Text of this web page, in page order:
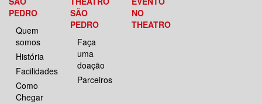
PEDRO
Quem
somos
História
Facilidades
Como
Chegar
SÃO
PEDRO
Faça
uma
doação
Parceiros
NO
THEATRO